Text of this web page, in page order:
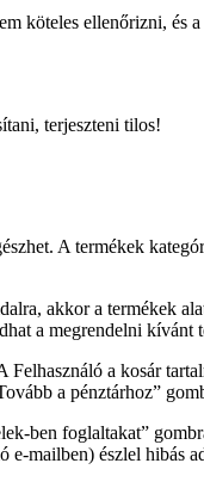
köteles ellenőrizni, és
terjeszteni tilos!
A termékek
akkor a termékek
a megrendelni kívánt
Felhasználó a kosár
a pénztárhoz”
ben foglaltakat”
mailben) észlel hibás